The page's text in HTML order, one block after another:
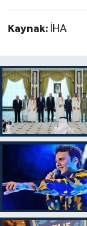
Kaynak: İHA